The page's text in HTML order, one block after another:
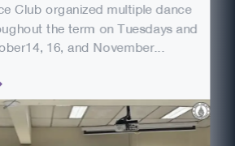
Club organized multiple dance
the term on Tuesdays and
16, and November...